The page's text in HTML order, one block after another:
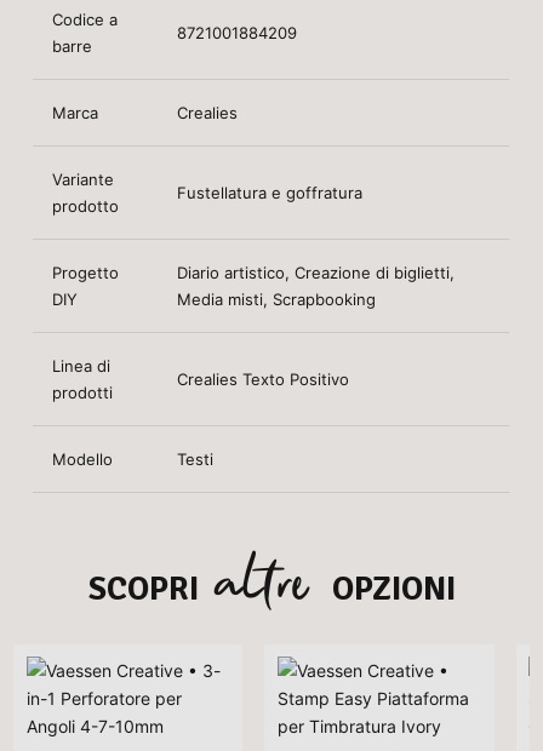
Codice a
barre
8721001884209
Marca Crealies
Variante
prodotto
Fustellatura e goffratura
Progetto
DIY
Diario artistico, Creazione di biglietti,
Media misti, Scrapbooking
Linea di
prodotti
Crealies Texto Positivo
Modello Testi
SCOPRI altre OPZIONI